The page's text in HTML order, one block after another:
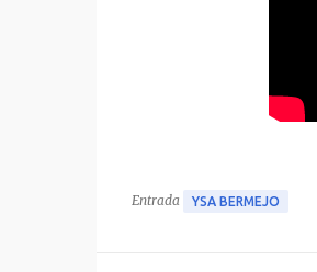
Entrada YSA BERMEJO